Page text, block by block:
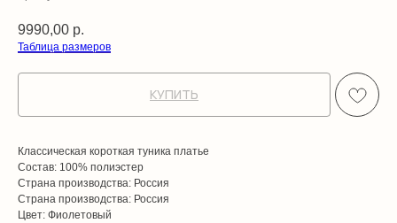
9990,00 р.
Таблица размеров
КУПИТЬ
Классическая короткая туника платье
Состав: 100% полиэстер
Страна производства: Россия
Страна производства: Россия
Цвет: Фиолетовый